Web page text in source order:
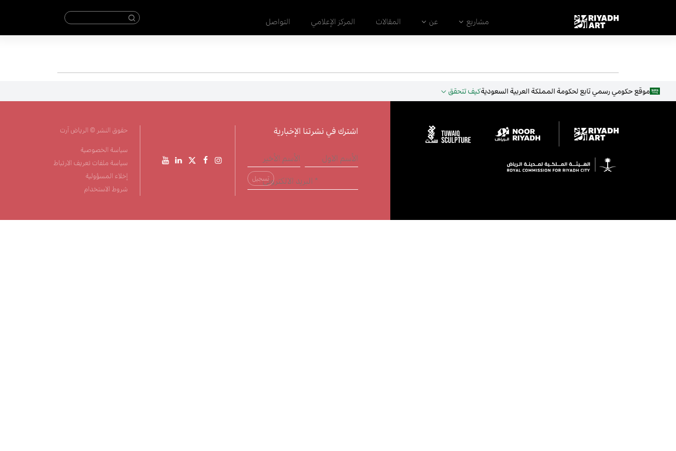
مشاريع عن المقالات المركز الإعلامي التواصل
موقع حكومي رسمي تابع لحكومة المملكة العربية السعوديةكيف تتحقق
اشترك في نشرتنا الإخبارية حقوق النشر © الرياض آرت
سياسة الخصوصية
سياسة ملفات تعريف الارتباط
إخلاء المسؤولية
شروط الاستخدام